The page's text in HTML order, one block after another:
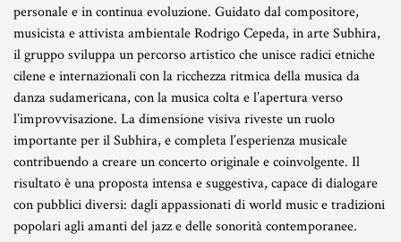
personale e in continua evoluzione. Guidato dal compositore,
musicista e attivista ambientale Rodrigo Cepeda, in arte Subhira,
il gruppo sviluppa un percorso artistico che unisce radici etniche
cilene e internazionali con la ricchezza ritmica della musica da
danza sudamericana, con la musica colta e l’apertura verso
l’improvvisazione. La dimensione visiva riveste un ruolo
importante per il Subhira, e completa l’esperienza musicale
contribuendo a creare un concerto originale e coinvolgente. Il
risultato è una proposta intensa e suggestiva, capace di dialogare
con pubblici diversi: dagli appassionati di world music e tradizioni
popolari agli amanti del jazz e delle sonorità contemporanee.